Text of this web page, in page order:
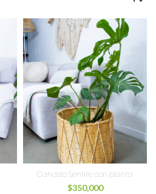
Canasto Sentire con planta
$350,000